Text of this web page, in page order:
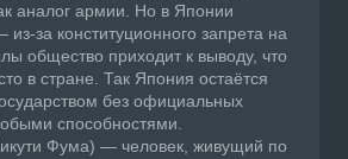
аналог армии. Но в Японии
за конституционного запрета на
общество приходит к выводу, что
в стране. Так Япония остаётся
без официальных
способностями.
Фума) — человек, живущий по